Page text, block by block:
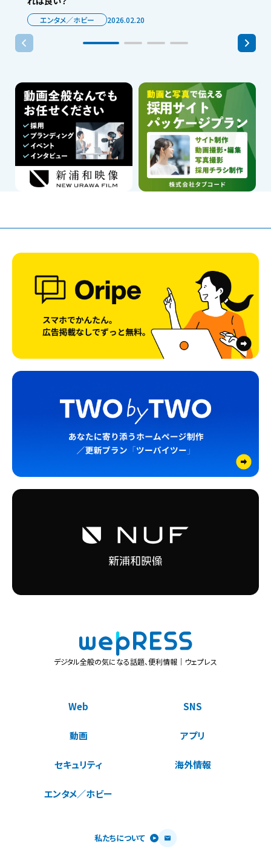
エンタメ／ホビー 2026.02.20
デジタル全般の気になる話題、便利情報｜ウェプレス
Web SNS
動画 アプリ
セキュリティ 海外情報
エンタメ／ホビー
私たちについて